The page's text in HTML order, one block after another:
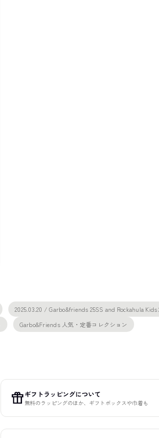
2025.03.20 / Garbo&friends 25SS and Rockahula Kids
Garbo&Friends 人気・定番コレクション
featured_seasonal_and_giftsギフトラッピングについて
無料のラッピングのほか、ギフトボックスや巾着も